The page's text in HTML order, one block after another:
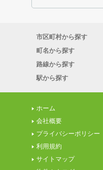
市区町村から探す
町名から探す
路線から探す
駅から探す
ホーム
会社概要
プライバシーポリシー
利用規約
サイトマップ